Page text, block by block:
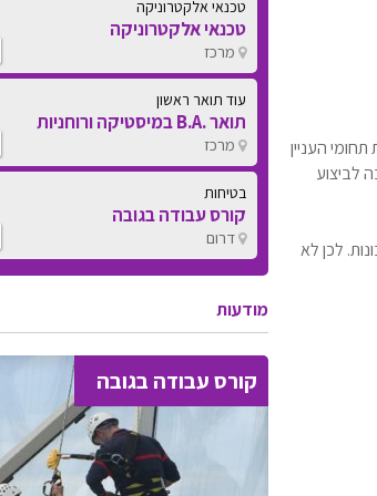
העניין
לביצוע
לכן לא
טכנאי אלקטרוניקה
טכנאי אלקטרוניקה
מרכז
עוד תואר ראשון
תואר .B.A במיסטיקה ורוחניות
מרכז
בטיחות
קורס עבודה בגובה
דרום
מודעות
קורס עבודה בגובה